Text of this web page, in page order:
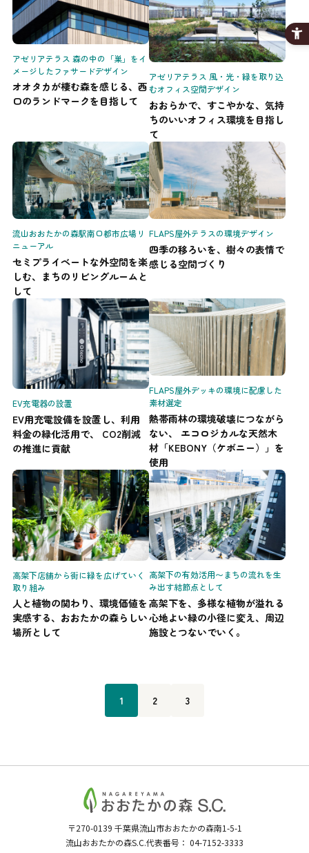
アゼリアテラス 森の中の「巣」をイ
メージしたファサードデザイン
オオタカが棲む森を感じる、西
口のランドマークを目指して
アゼリアテラス 風・光・緑を取り込
むオフィス空間デザイン
おおらかで、すこやかな、気持
ちのいいオフィス環境を目指し
て
流山おおたかの森駅南口都市広場リ
ニューアル
セミプライベートな外空間を楽
しむ、まちのリビングルームと
して
FLAPS屋外テラスの環境デザイン
四季の移ろいを、樹々の表情で
感じる空間づくり
EV充電器の設置
EV用充電設備を設置し、利用
料金の緑化活用で、 CO2削減
の推進に貢献
FLAPS屋外デッキの環境に配慮した
素材選定
熱帯雨林の環境破壊につながら
ない、 エコロジカルな天然木
材「KEBONY（ケボニー）」を
使用
高架下店舗から街に緑を広げていく
取り組み
人と植物の関わり、環境価値を
実感する、おおたかの森らしい
場所として
高架下の有効活用〜まちの流れを生
み出す結節点として
高架下を、多様な植物が溢れる
心地よい緑の小径に変え、周辺
施設とつないでいく。
1 2 3
〒270-0139 千葉県流山市おおたかの森南1-5-1
流山おおたかの森S.C.代表番号： 04-7152-3333